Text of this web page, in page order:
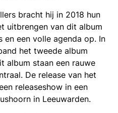
bracht hij in 2018 hun
uitbrengen van dit album
en een volle agenda op. In
het tweede album
album staan een rauwe
De release van het
releaseshow in een
in Leeuwarden.